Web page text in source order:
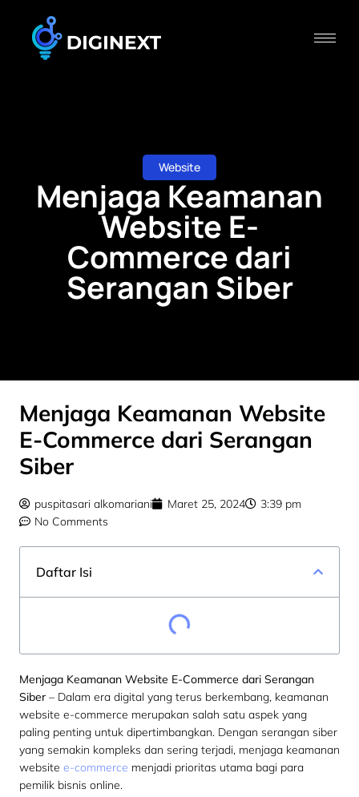
Website
Menjaga Keamanan
Website E-
Commerce dari
Serangan Siber
Menjaga Keamanan Website
E-Commerce dari Serangan
Siber
puspitasari alkomariani Maret 25, 2024
3:39 pm
No Comments
Daftar Isi
Menjaga Keamanan Website E-Commerce dari Serangan
Siber – Dalam era digital yang terus berkembang, keamanan
website e-commerce merupakan salah satu aspek yang
paling penting untuk dipertimbangkan. Dengan serangan siber
yang semakin kompleks dan sering terjadi, menjaga keamanan
website e-commerce menjadi prioritas utama bagi para
pemilik bisnis online.